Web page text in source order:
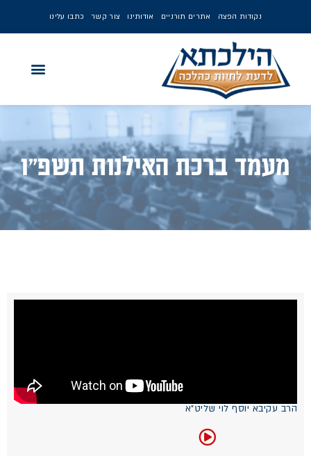
נקודות הפצה אתרים תורניים אודותינו צור קשר כתבו עלינו
מעמד ברכת האילנות תשפ"ו
הרב עקיבא יוסף לוי שליט"א